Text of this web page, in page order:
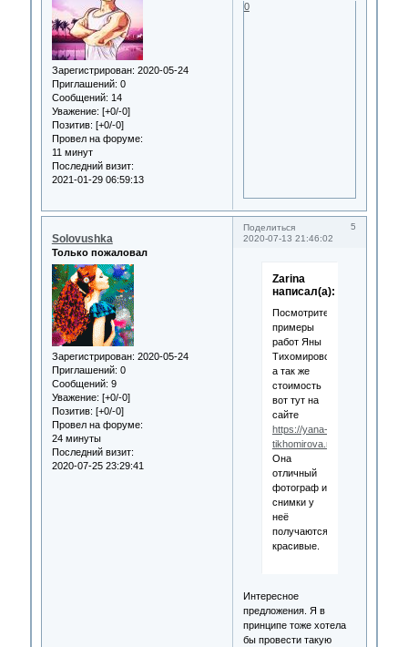
Зарегистрирован: 2020-05-24
Приглашений: 0
Сообщений: 14
Уважение: [+0/-0]
Позитив: [+0/-0]
Провел на форуме:
11 минут
Последний визит:
2021-01-29 06:59:13
0
Поделиться
5
2020-07-13 21:46:02
Solovushka
Только пожаловал
Зарегистрирован: 2020-05-24
Приглашений: 0
Сообщений: 9
Уважение: [+0/-0]
Позитив: [+0/-0]
Провел на форуме:
24 минуты
Последний визит:
2020-07-25 23:29:41
Zarina
написал(а):
Посмотрите
примеры
работ Яны
Тихомировой,
а так же
стоимость
вот тут на
сайте
https://yana-
tikhomirova.ru/service/
Она
отличный
фотограф и
снимки у
неё
получаются
красивые.
Интересное
предложения. Я в
принципе тоже хотела
бы провести такую